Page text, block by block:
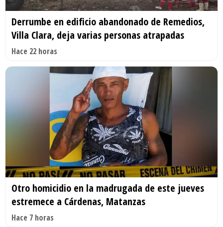
Derrumbe en edificio abandonado de Remedios,
Villa Clara, deja varias personas atrapadas
Hace 22 horas
Otro homicidio en la madrugada de este jueves
estremece a Cárdenas, Matanzas
Hace 7 horas